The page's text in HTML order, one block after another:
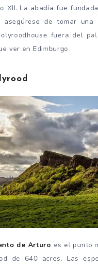
XII. La abadía fue
asegúrese de tomar
fuera del
ver en Edimburgo.
de Arturo es el punto
de 640 acres. Las